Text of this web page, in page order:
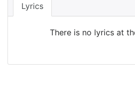
Lyrics
There is no lyrics at